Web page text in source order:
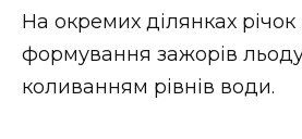
Втрачений Ужгород
Втрачений Ужгород
На окремих дiлянках
формування зажорiв
коливанням рiвнiв води.